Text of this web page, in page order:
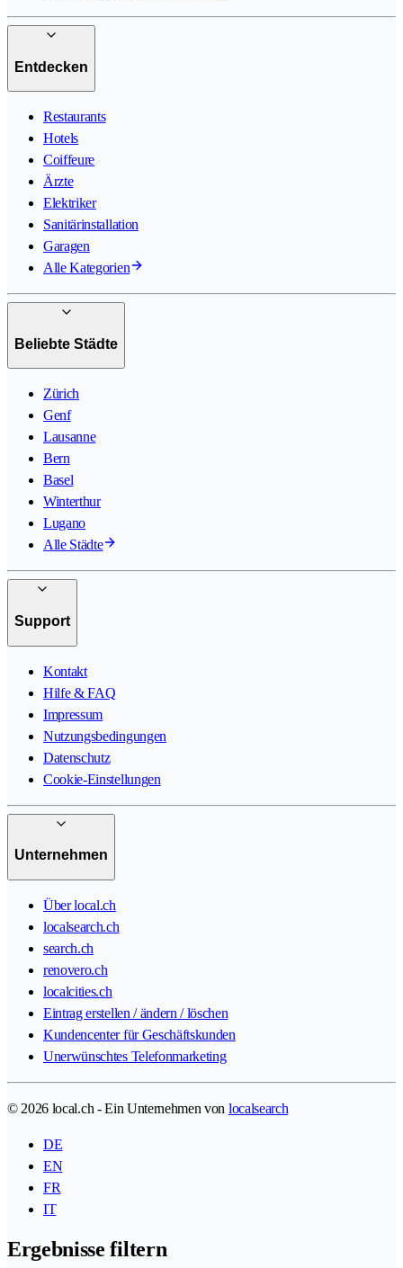
Entdecken
Restaurants
Hotels
Coiffeure
Ärzte
Elektriker
Sanitärinstallation
Garagen
Alle Kategorien
Beliebte Städte
Zürich
Genf
Lausanne
Bern
Basel
Winterthur
Lugano
Alle Städte
Support
Kontakt
Hilfe & FAQ
Impressum
Nutzungsbedingungen
Datenschutz
Cookie-Einstellungen
Unternehmen
Über local.ch
localsearch.ch
search.ch
renovero.ch
localcities.ch
Eintrag erstellen / ändern / löschen
Kundencenter für Geschäftskunden
Unerwünschtes Telefonmarketing
© 2026 local.ch - Ein Unternehmen von localsearch
DE
EN
FR
IT
Ergebnisse filtern